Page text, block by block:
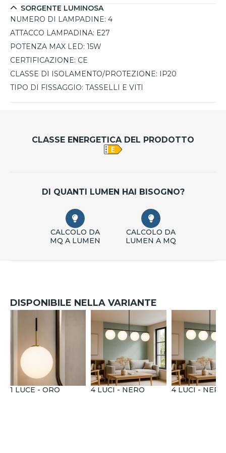
SORGENTE LUMINOSA
NUMERO DI LAMPADINE: 4
ATTACCO LAMPADINA: E27
POTENZA MAX LED: 15W
CERTIFICAZIONE: CE
CLASSE DI ISOLAMENTO/PROTEZIONE: IP20
TIPO DI FISSAGGIO: TASSELLI E VITI
CLASSE ENERGETICA DEL PRODOTTO
DI QUANTI LUMEN HAI BISOGNO?
CALCOLO DA
MQ A LUMEN
CALCOLO DA
LUMEN A MQ
DISPONIBILE NELLA VARIANTE
1 LUCE - ORO 4 LUCI - NERO 4 LUCI - NERO